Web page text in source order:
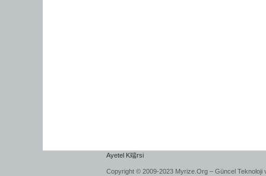
Ayetel K端rsi
Copyright © 2009-2023 Myrize.Org – Güncel Teknoloji